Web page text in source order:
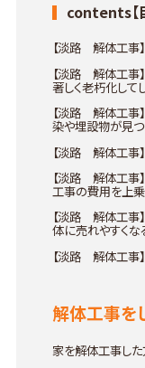
contents【
【淡路 解体工事
【淡路 解体工事
著しく老朽化して
【淡路 解体工事
染や埋設物が見
【淡路 解体工事
【淡路 解体工事
工事の費用を上
【淡路 解体工事
体に売れやすく
【淡路 解体工事
解体工事を
家を解体工事した